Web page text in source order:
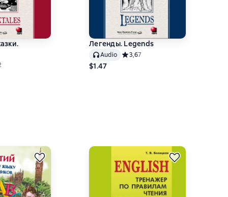
рейтинг 5 на основе 2 оценок
Легенды. Legends
Audio Средний рейтинг 3,6 на основе 7
3,67
$1.47